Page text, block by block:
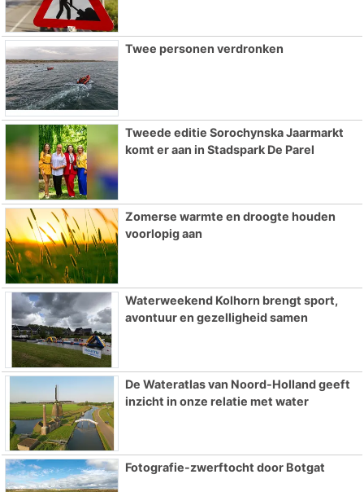
Twee personen verdronken
Tweede editie Sorochynska Jaarmarkt
komt er aan in Stadspark De Parel
Zomerse warmte en droogte houden
voorlopig aan
Waterweekend Kolhorn brengt sport,
avontuur en gezelligheid samen
De Wateratlas van Noord-Holland geeft
inzicht in onze relatie met water
Fotografie-zwerftocht door Botgat